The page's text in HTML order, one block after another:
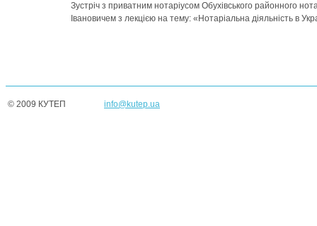
Зустріч з приватним нотаріусом Обухівського районного
Івановичем з лекцією на тему: «Нотаріальна діяльність в
© 2009 КУТЕП info@kutep.ua